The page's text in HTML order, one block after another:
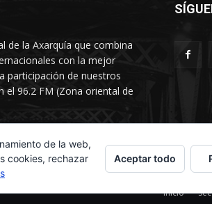
de la Axarquía que combina
con la mejor
participación de nuestros
el 96.2 FM (Zona oriental de
Inicio
de la web,
cookies, rechazar
Aceptar todo